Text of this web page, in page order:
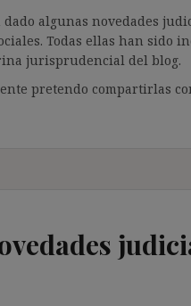
algunas novedades
Todas ellas han sido
jurisprudencial del blog.
pretendo compartirlas